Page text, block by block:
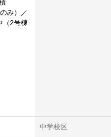
み）／
（2号棟
中学校区